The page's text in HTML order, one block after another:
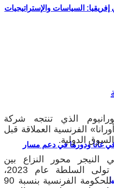
السياسات والإستراتيجيات
في غانا ودورها في دعم مسار
الذي تنتجه شركة
الفرنسية العملاقة قبل
الدولية.
النيجر محور النزاع بين
المجلس العسكري الذي تولى السلطة عام 2023،
وشركة «أورانو» المملوكة للحكومة الفرنسية بنسبة 90